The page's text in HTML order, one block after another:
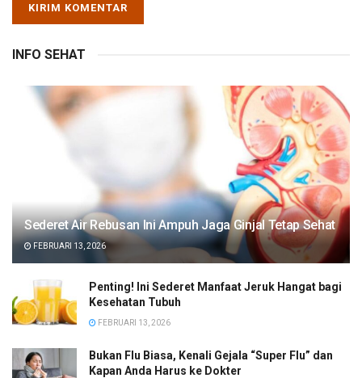
INFO SEHAT
Sederet Air Rebusan Ini Ampuh Jaga Ginjal Tetap Sehat
FEBRUARI 13, 2026
Penting! Ini Sederet Manfaat Jeruk Hangat bagi
Kesehatan Tubuh
FEBRUARI 13, 2026
Bukan Flu Biasa, Kenali Gejala “Super Flu” dan
Kapan Anda Harus ke Dokter